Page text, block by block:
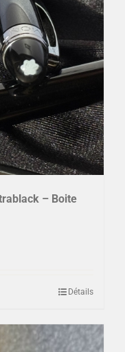
– Boite
Détails